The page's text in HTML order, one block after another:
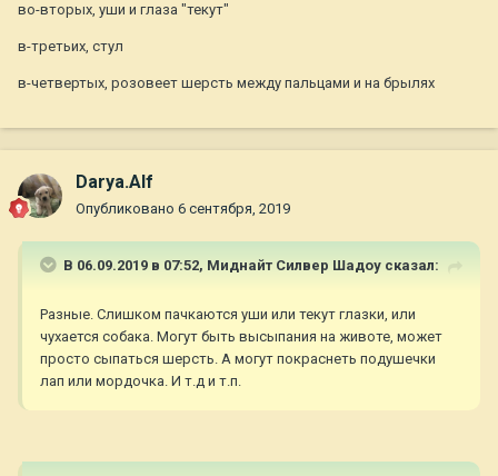
во-вторых, уши и глаза "текут"
в-третьих, стул
в-четвертых, розовеет шерсть между пальцами и на брылях
Darya.Alf
Опубликовано 6 сентября, 2019
В 06.09.2019 в 07:52, Миднайт Силвер Шадоу сказал:
Разные. Слишком пачкаются уши или текут глазки, или
чухается собака. Могут быть высыпания на животе, может
просто сыпаться шерсть. А могут покраснеть подушечки
лап или мордочка. И т.д и т.п.